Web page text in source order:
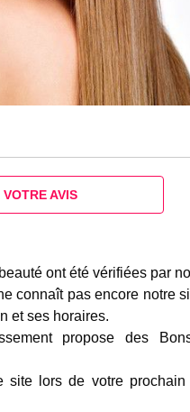
VOTRE AVIS
ont été vérifiées par
connaît pas encore notre
et ses horaires.
propose des
site lors de votre prochain